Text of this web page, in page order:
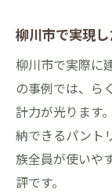
柳川市で実現
柳川市で実際に
の事例では、ら
計力が光ります
納できるパント
族全員が使いや
評です。